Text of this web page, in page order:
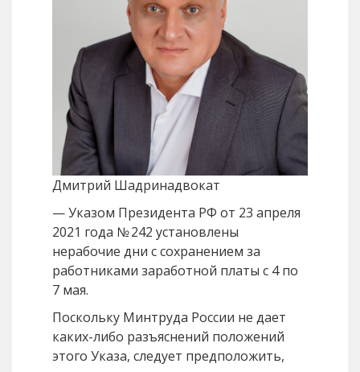
Дмитрий Шадринадвокат
— Указом Президента РФ от 23 апреля
2021 года № 242 установлены
нерабочие дни с сохранением за
работниками заработной платы с 4 по
7 мая.
Поскольку Минтруда России не дает
каких-либо разъяснений положений
этого Указа, следует предположить,